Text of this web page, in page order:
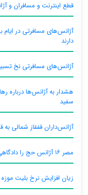
قطع اینترنت و مسافران و
آژانس‌های مسافرتی در ایام
دارند
آژانس‌های مسافرتی نخ
هشدار به آژانس‌ها درباره
سفید
آژانس‌داران قفقاز شمالی
مصر ۱۶ آژانس حج را دادگاهی می‌کند
زیان افزایش نرخ بلیت موزه